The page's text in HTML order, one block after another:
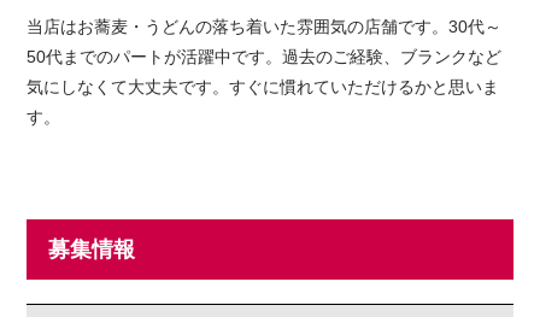
当店はお蕎麦・うどんの落ち着いた雰囲気の店舗です。30代～
50代までのパートが活躍中です。過去のご経験、ブランクなど
気にしなくて大丈夫です。すぐに慣れていただけるかと思いま
す。
募集情報